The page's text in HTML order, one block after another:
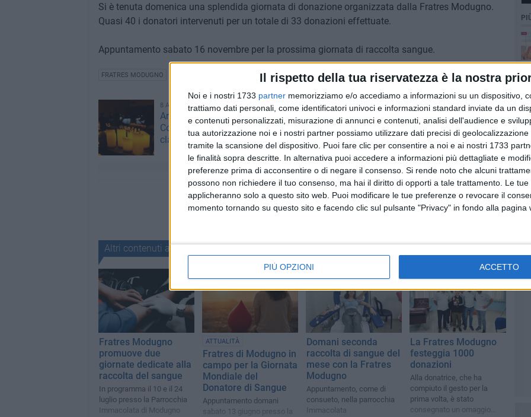
Il rispetto della tua riservatezza è la nostra
Noi e i nostri 1733 partner memorizziamo e/o accediamo a informazioni su un dispositivo,
trattiamo dati personali, come identificatori univoci e informazioni standard inviate da un
e contenuti personalizzati, misurazione di annunci e contenuti, analisi dell'audience e
tua autorizzazione noi e i nostri partner possiamo utilizzare dati precisi di
tramite la scansione del dispositivo. Puoi fare clic per consentire a noi e ai nostri 1733
le finalità sopra descritte. In alternativa puoi accedere a informazioni più dettagliate e
preferenze prima di acconsentire o di negare il consenso. Si rende noto che alcuni
possono non richiedere il tuo consenso, ma hai il diritto di opporti a tale trattamento. Le
applicheranno solo a questo sito web. Puoi modificare le tue preferenze o revocare il
momento tornando su questo sito e facendo clic sul pulsante "Privacy" in fondo alla pagina
PIÙ OPZIONI ACCETTO
Si è tenuta domenica una splendida giornata di donazione organizzata dalla Fratres Modugno.
Quasi 40 i donatori intervenuti per un totale di 33 donazioni effettuate.
Appuntamento sabato 16 novembre per la prossima giornata di raccolta sangue.
FRATRES MODUGNO
8 AGOSTO 2026
Arriva a Modugno "Piano Candle
Concert", un viaggio tra musica
classica e contemporanea
7 AGOSTO 2026
21 anni fa l'incidente aereo
dell’ATR 72: il ricordo di
Modugno e del sindaco
Montebruno
Altri contenuti a tema
Fratres Modugno
promuove due
giornate dedicate alla
raccolta del sangue
In programma il 10 e il 24
luglio presso la Parrocchia
Immacolata di Modugno
ATTUALITÀ
Fratres di Modugno in
campo per la Giornata
Mondiale del
Donatore di Sangue
Appuntamento domani
sabato 13 giugno presso la
Domani seconda
raccolta di sangue del
mese con la Fratres
Modugno
Appuntamento, come di
consueto, nella parrocchia
Immacolata
La Fratres Modugno
festeggia 1000
donazioni
Alla donatrice, che ha
compiuto il gesto per la
prima volta, è stato
consegnato un omaggio